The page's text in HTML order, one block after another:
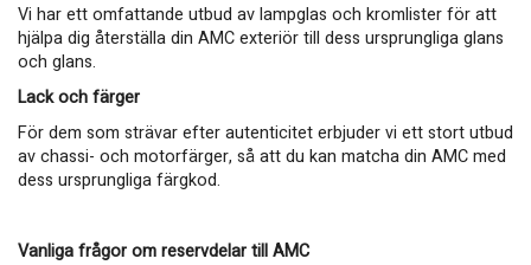
Vi har ett omfattande utbud av lampglas och kromlister för att
hjälpa dig återställa din AMC exteriör till dess ursprungliga glans
och glans.
Lack och färger
För dem som strävar efter autenticitet erbjuder vi ett stort utbud
av chassi- och motorfärger, så att du kan matcha din AMC med
dess ursprungliga färgkod.
Vanliga frågor om reservdelar till AMC